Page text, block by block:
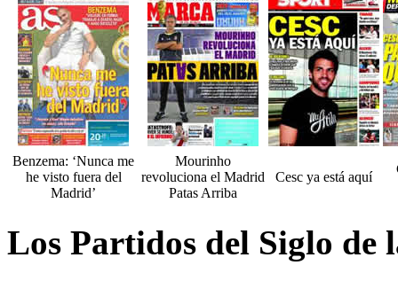
Benzema: ‘Nunca me
he visto fuera del
Madrid’
Mourinho
revoluciona el Madrid
Patas Arriba
Cesc ya está aquí
Los Partidos del Siglo de